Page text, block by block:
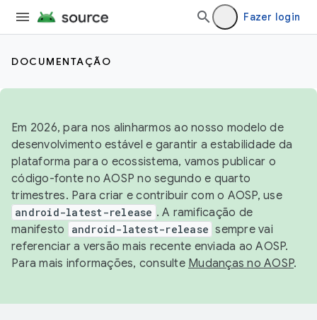
Fazer login
DOCUMENTAÇÃO
Em 2026, para nos alinharmos ao nosso modelo de
desenvolvimento estável e garantir a estabilidade da
plataforma para o ecossistema, vamos publicar o
código-fonte no AOSP no segundo e quarto
trimestres. Para criar e contribuir com o AOSP, use
android-latest-release . A ramificação de
manifesto
android-latest-release sempre vai
referenciar a versão mais recente enviada ao AOSP.
Para mais informações, consulte Mudanças no AOSP.